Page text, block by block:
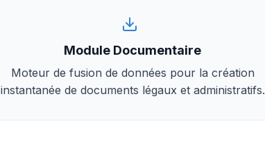
Module Documentaire
Moteur de fusion de données pour la création
instantanée de documents légaux et administratifs.